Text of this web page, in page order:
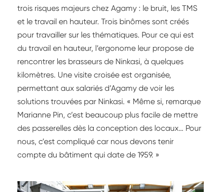
trois risques majeurs chez Agamy : le bruit, les TMS
et le travail en hauteur. Trois binômes sont créés
pour travailler sur les thématiques. Pour ce qui est
du travail en hauteur, l’ergonome leur propose de
rencontrer les brasseurs de Ninkasi, à quelques
kilomètres. Une visite croisée est organisée,
permettant aux salariés d’Agamy de voir les
solutions trouvées par Ninkasi. « Même si, remarque
Marianne Pin, c’est beaucoup plus facile de mettre
des passerelles dès la conception des locaux… Pour
nous, c’est compliqué car nous devons tenir
compte du bâtiment qui date de 1959. »